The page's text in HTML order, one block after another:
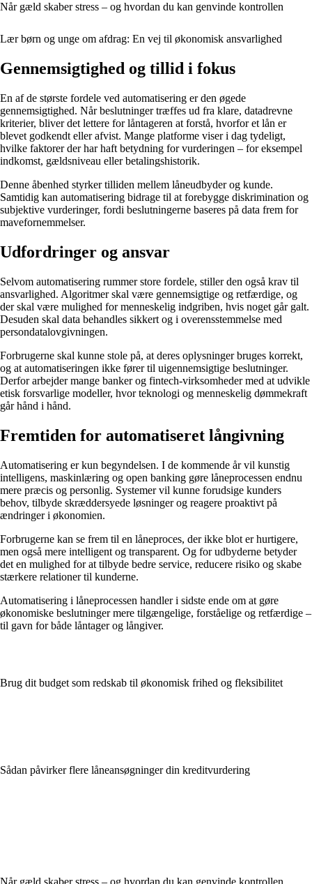
Når gæld skaber stress – og hvordan du kan genvinde kontrollen
Lær børn og unge om afdrag: En vej til økonomisk ansvarlighed
Gennemsigtighed og tillid i fokus
En af de største fordele ved automatisering er den øgede
gennemsigtighed. Når beslutninger træffes ud fra klare, datadrevne
kriterier, bliver det lettere for låntageren at forstå, hvorfor et lån er
blevet godkendt eller afvist. Mange platforme viser i dag tydeligt,
hvilke faktorer der har haft betydning for vurderingen – for eksempel
indkomst, gældsniveau eller betalingshistorik.
Denne åbenhed styrker tilliden mellem låneudbyder og kunde.
Samtidig kan automatisering bidrage til at forebygge diskrimination og
subjektive vurderinger, fordi beslutningerne baseres på data frem for
mavefornemmelser.
Udfordringer og ansvar
Selvom automatisering rummer store fordele, stiller den også krav til
ansvarlighed. Algoritmer skal være gennemsigtige og retfærdige, og
der skal være mulighed for menneskelig indgriben, hvis noget går galt.
Desuden skal data behandles sikkert og i overensstemmelse med
persondatalovgivningen.
Forbrugerne skal kunne stole på, at deres oplysninger bruges korrekt,
og at automatiseringen ikke fører til uigennemsigtige beslutninger.
Derfor arbejder mange banker og fintech-virksomheder med at udvikle
etisk forsvarlige modeller, hvor teknologi og menneskelig dømmekraft
går hånd i hånd.
Fremtiden for automatiseret långivning
Automatisering er kun begyndelsen. I de kommende år vil kunstig
intelligens, maskinlæring og open banking gøre låneprocessen endnu
mere præcis og personlig. Systemer vil kunne forudsige kunders
behov, tilbyde skræddersyede løsninger og reagere proaktivt på
ændringer i økonomien.
Forbrugerne kan se frem til en låneproces, der ikke blot er hurtigere,
men også mere intelligent og transparent. Og for udbyderne betyder
det en mulighed for at tilbyde bedre service, reducere risiko og skabe
stærkere relationer til kunderne.
Automatisering i låneprocessen handler i sidste ende om at gøre
økonomiske beslutninger mere tilgængelige, forståelige og retfærdige –
til gavn for både låntager og långiver.
Brug dit budget som redskab til økonomisk frihed og fleksibilitet
Sådan påvirker flere låneansøgninger din kreditvurdering
Når gæld skaber stress – og hvordan du kan genvinde kontrollen